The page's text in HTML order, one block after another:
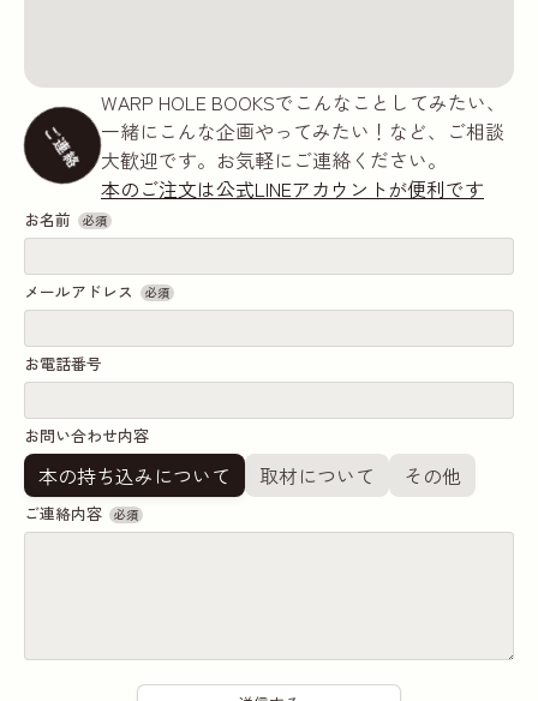
ご連絡
WARP HOLE BOOKSでこんなことしてみたい、
一緒にこんな企画やってみたい！など、ご相談
大歓迎です。お気軽にご連絡ください。
本のご注文は公式LINEアカウントが便利です
お名前 必須
メールアドレス 必須
お電話番号
お問い合わせ内容
本の持ち込みについて 取材について その他
ご連絡内容 必須